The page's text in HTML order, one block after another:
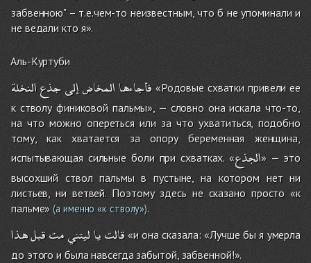
забвенною" – т.е.чем-то неизвестным, что б не упоминали и
не ведали кто я».
Аль-Куртуби
فأجاءهاالمخاضإلىجذعالنخلة
«Родовые схватки привели ее
к стволу финиковой пальмы», — словно она искала что-то,
на что можно опереться или за что ухватиться, подобно
тому, как хватается за опору беременная женщина,
испытывающая сильные боли при схватках. «الجذع» — это
высохший ствол пальмы в пустыне, на котором нет ни
листьев, ни ветвей. Поэтому здесь не сказано просто «к
пальме» (а именно «к стволу»).
قالتياليتنيمتقبلهذا
«и она сказала: «Лучше бы я умерла
до этого и была навсегда забытой, забвенной!».